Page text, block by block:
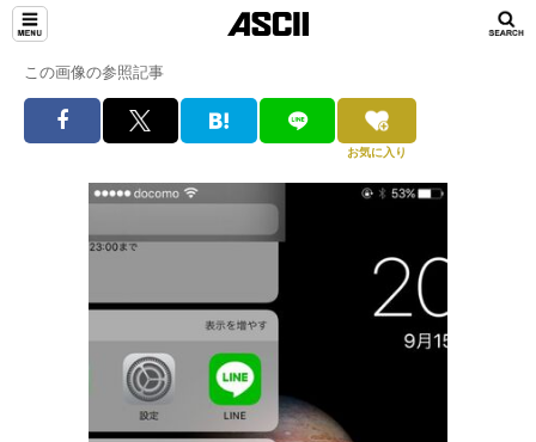
この画像の参照記事
お気に入り